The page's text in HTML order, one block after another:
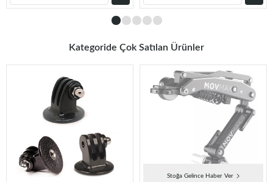
Kategoride Çok Satılan Ürünler
Stoğa Gelince Haber Ver